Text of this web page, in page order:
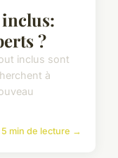
?
inclus sont
à
5 min de lecture →